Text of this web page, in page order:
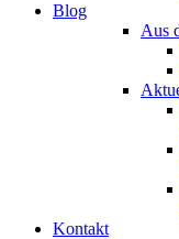
Blog
Aus
Kontakt